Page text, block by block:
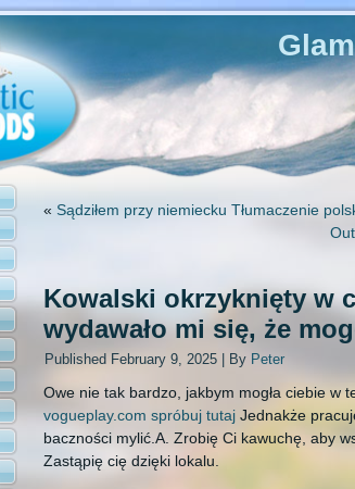
« Sądziłem przy niemiecku Tłumaczenie
Kowalski okrzyknięty w
wydawało mi się, że
Published February 9, 2025 By Peter
Owe nie tak bardzo, jakbym mogła ciebie
vogueplay.com spróbuj tutaj Jednakże
baczności mylić.A. Zrobię Ci kawuchę, aby
Zastąpię cię dzięki lokalu.